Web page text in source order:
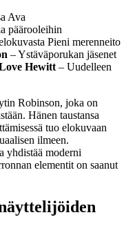
Ava
päärooleihin
Pieni merenneito
– Ystäväporukan jäsenet
Hewitt – Uudelleen
Robinson, joka on
Hänen taustansa
tuo elokuvaan
ilmeen.
yhdistää moderni
elementit on saanut